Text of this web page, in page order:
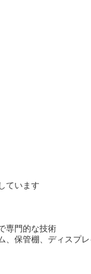
ています
専門的な技術
、保管棚、ディスプ